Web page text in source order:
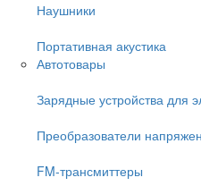
Наушники
Портативная акустика
Автотовары
Зарядные устройства для
Преобразователи
FM-трансмиттеры